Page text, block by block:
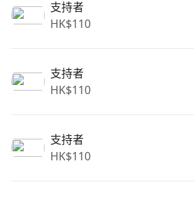
支持者
HK$110
支持者
HK$110
支持者
HK$110